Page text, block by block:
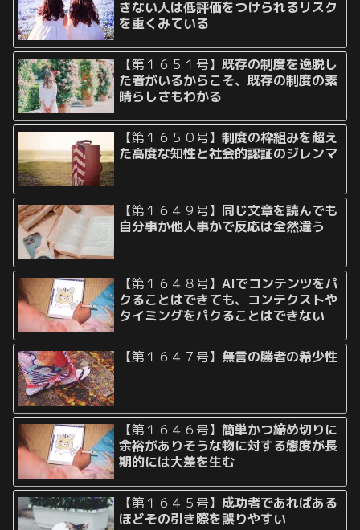
きない人は低評価をつけられるリスク
を重くみている
【第１６５１号】既存の制度を逸脱し
た者がいるからこそ、既存の制度の素
晴らしさもわかる
【第１６５０号】制度の枠組みを超え
た高度な知性と社会的認証のジレンマ
【第１６４９号】 同じ文章を読んでも
自分事か他人事かで反応は全然違う
【第１６４８号】AIでコンテンツをパ
クることはできても、コンテクストや
タイミングをパクることはできない
【第１６４７号】 無言の勝者の希少性
【第１６４６号】簡単かつ締め切りに
余裕がありそうな物に対する態度が長
期的には大差を生む
【第１６４５号】成功者であればある
ほどその引き際を誤りやすい